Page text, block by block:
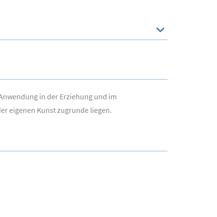
in der Erziehung und im
eigenen Kunst zugrunde liegen.